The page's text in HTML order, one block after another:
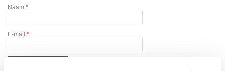
Naam *
E-mail *